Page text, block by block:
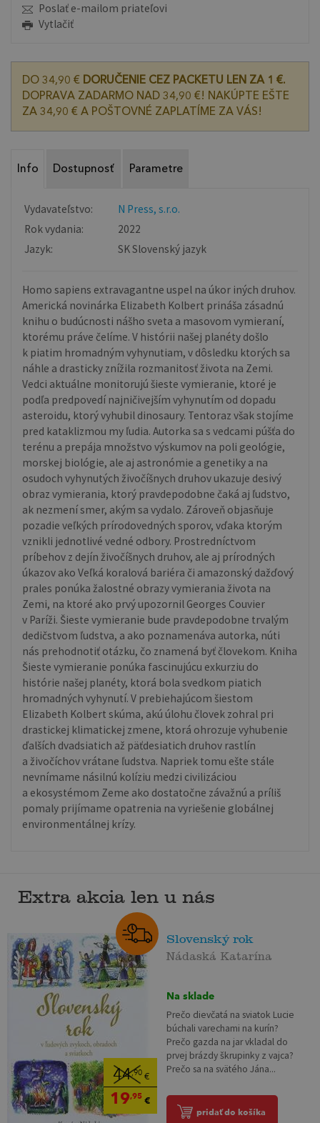
Poslať e-mailom priateľovi
Vytlačiť
DO 34,90 € DORUČENIE CEZ PACKETU LEN ZA 1 €.
DOPRAVA ZADARMO NAD 34,90 €! NAKÚPTE EŠTE
ZA 34,90 € A POŠTOVNÉ ZAPLATÍME ZA VÁS!
Info Dostupnosť Parametre
Vydavateľstvo:
N Press, s.r.o.
Rok vydania:
2022
Jazyk:
SK Slovenský jazyk
Homo sapiens extravagantne uspel na úkor iných druhov.
Americká novinárka Elizabeth Kolbert prináša zásadnú
knihu o budúcnosti nášho sveta a masovom vymieraní,
ktorému práve čelíme. V histórii našej planéty došlo
k piatim hromadným vyhynutiam, v dôsledku ktorých sa
náhle a drasticky znížila rozmanitosť života na Zemi.
Vedci aktuálne monitorujú šieste vymieranie, ktoré je
podľa predpovedí najničivejším vyhynutím od dopadu
asteroidu, ktorý vyhubil dinosaury. Tentoraz však stojíme
pred kataklizmou my ľudia. Autorka sa s vedcami púšťa do
terénu a prepája množstvo výskumov na poli geológie,
morskej biológie, ale aj astronómie a genetiky a na
osudoch vyhynutých živočíšnych druhov ukazuje desivý
obraz vymierania, ktorý pravdepodobne čaká aj ľudstvo,
ak nezmení smer, akým sa vydalo. Zároveň objasňuje
pozadie veľkých prírodovedných sporov, vďaka ktorým
vznikli jednotlivé vedné odbory. Prostredníctvom
príbehov z dejín živočíšnych druhov, ale aj prírodných
úkazov ako Veľká koralová bariéra či amazonský dažďový
prales ponúka žalostné obrazy vymierania života na
Zemi, na ktoré ako prvý upozornil Georges Couvier
v Paríži. Šieste vymieranie bude pravdepodobne trvalým
dedičstvom ľudstva, a ako poznamenáva autorka, núti
nás prehodnotiť otázku, čo znamená byť človekom. Kniha
Šieste vymieranie ponúka fascinujúcu exkurziu do
histórie našej planéty, ktorá bola svedkom piatich
hromadných vyhynutí. V prebiehajúcom šiestom
Elizabeth Kolbert skúma, akú úlohu človek zohral pri
drastickej klimatickej zmene, ktorá ohrozuje vyhubenie
ďalších dvadsiatich až päťdesiatich druhov rastlín
a živočíchov vrátane ľudstva. Napriek tomu ešte stále
nevnímame násilnú kolíziu medzi civilizáciou
a ekosystémom Zeme ako dostatočne závažnú a príliš
pomaly prijímame opatrenia na vyriešenie globálnej
environmentálnej krízy.
Extra akcia len u nás
44,90€
19,95€
Slovenský rok
Nádaská Katarína
Na sklade
Prečo dievčatá na sviatok Lucie
búchali varechami na kurín?
Prečo gazda na jar vkladal do
prvej brázdy škrupinky z vajca?
Prečo sa na svätého Jána...
pridať do košíka